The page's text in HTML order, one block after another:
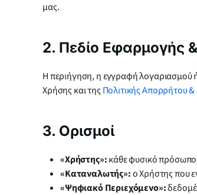
μας.
2. Πεδίο Εφαρμογής
Η περιήγηση, η εγγραφή
Χρήσης και τηςΠολιτικής Απορρήτου
3. Ορισμοί
«Χρήστης»:κάθε φυσικό πρόσωπο
«Καταναλωτής»:ο Χρήστης που
«Ψηφιακό Περιεχόμενο»: